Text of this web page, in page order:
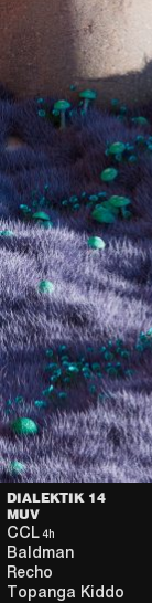
DIALEKTIK 14
MUV
CCL4h
Baldman
Recho
Topanga Kiddo